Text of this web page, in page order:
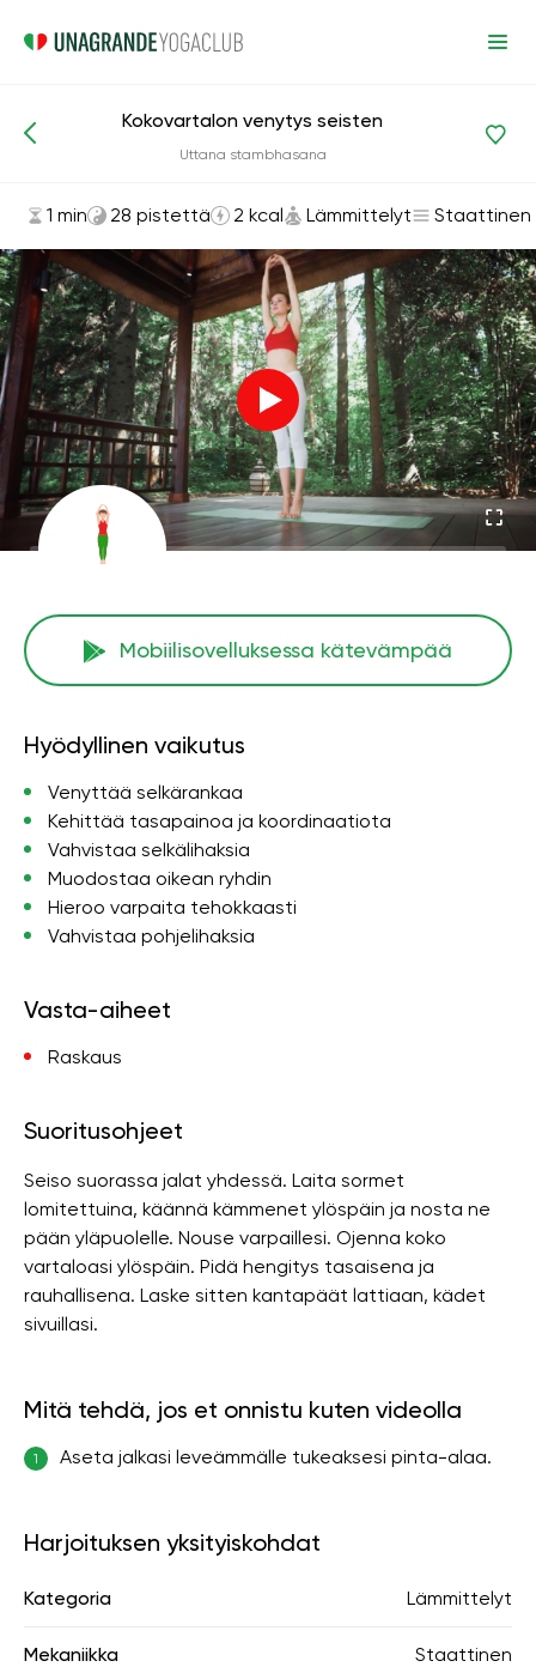
Asanat ja harjoitukset Lämmittelyt
Kokovartalon venytys seisten
Uttana stambhasana
1 min 28 pistettä 2 kcal Lämmittelyt Staattinen
Mobiilisovelluksessa kätevämpää
Hyödyllinen vaikutus
Venyttää selkärankaa
Kehittää tasapainoa ja koordinaatiota
Vahvistaa selkälihaksia
Muodostaa oikean ryhdin
Hieroo varpaita tehokkaasti
Vahvistaa pohjelihaksia
Vasta-aiheet
Raskaus
Suoritusohjeet
Seiso suorassa jalat yhdessä. Laita sormet
lomitettuina, käännä kämmenet ylöspäin ja nosta ne
pään yläpuolelle. Nouse varpaillesi. Ojenna koko
vartaloasi ylöspäin. Pidä hengitys tasaisena ja
rauhallisena. Laske sitten kantapäät lattiaan, kädet
sivuillasi.
Mitä tehdä, jos et onnistu kuten videolla
1 Aseta jalkasi leveämmälle tukeaksesi pinta-alaa.
Harjoituksen yksityiskohdat
Kategoria Lämmittelyt
Mekaniikka Staattinen